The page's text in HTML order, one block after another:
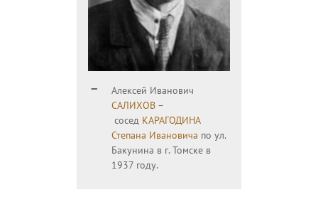
Алексей Иванович
САЛИХОВ –
сосед КАРАГОДИНА
Степана Ивановича по ул.
Бакунина в г. Томске в
1937 году.